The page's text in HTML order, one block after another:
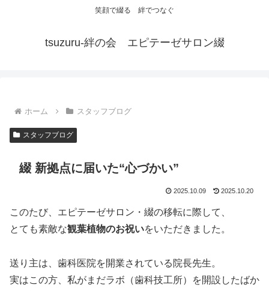
笑顔で綴る 絆でつなぐ
tsuzuru-絆の会 エピテーゼサロン綴
ホーム スタッフブログ
スタッフブログ
綴 新拠点に届いた“心づかい”
2025.10.09 2025.10.20
このたび、エピテーゼサロン・綴の移転に際して、
とても素敵な観葉植物のお祝いをいただきました。
送り主は、歯科医院を開業されている院長先生。
実はこの方、私がまだラボ（歯科技工所）を開設したばか